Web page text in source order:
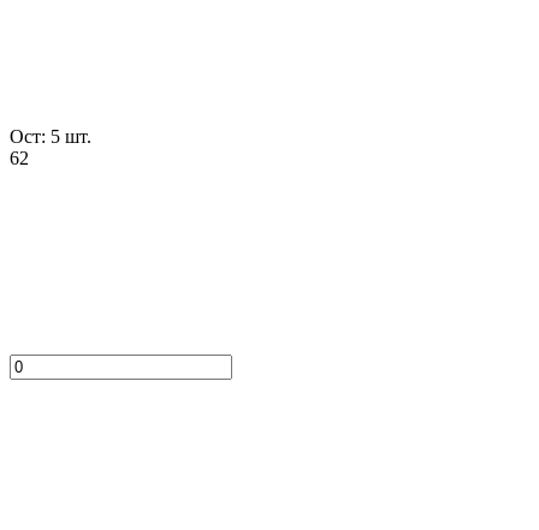
Ост: 5 шт.
62